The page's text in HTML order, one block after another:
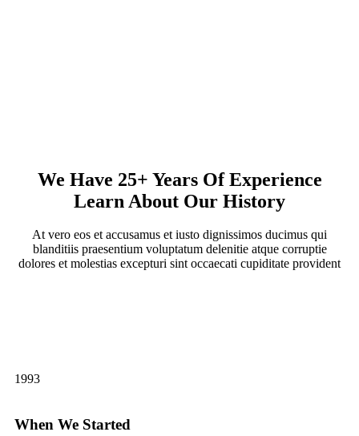
We Have 25+ Years Of Experience
Learn About Our History
At vero eos et accusamus et iusto dignissimos ducimus qui
blanditiis praesentium voluptatum delenitie atque corruptie
dolores et molestias excepturi sint occaecati cupiditate provident
1993
When We Started